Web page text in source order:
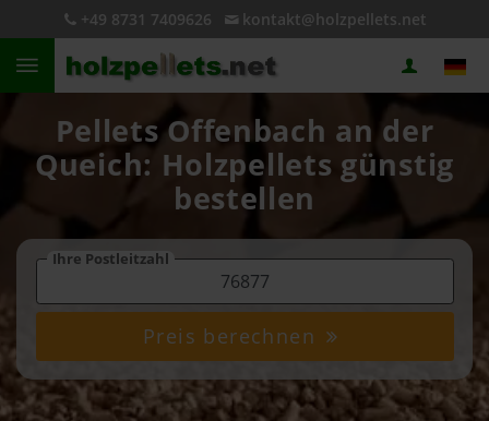
+49 8731 7409626 kontakt@holzpellets.net
Pellets Offenbach an der
Queich: Holzpellets günstig
bestellen
Ihre Postleitzahl
Preis berechnen